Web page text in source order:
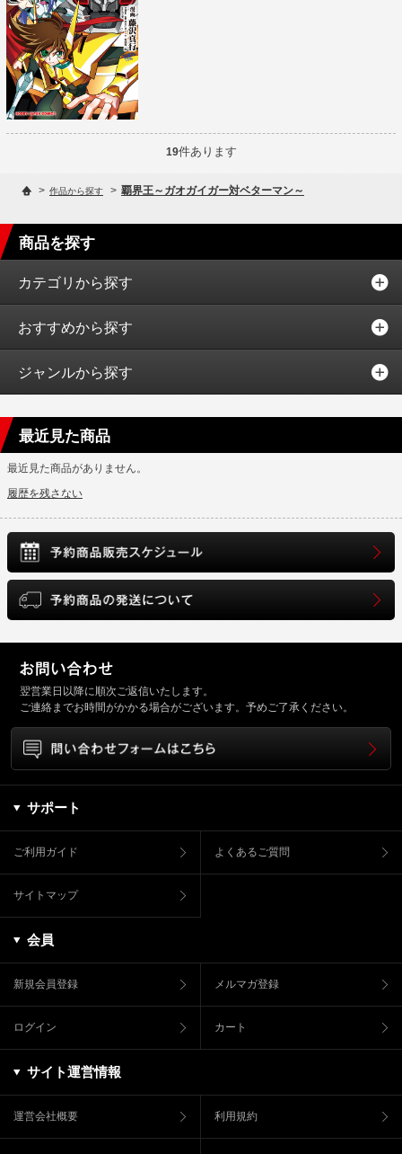
19件あります
> 作品から探す > 覇界王～ガオガイガー対ベターマン～
商品を探す
カテゴリから探す
おすすめから探す
ジャンルから探す
最近見た商品
最近見た商品がありません。
履歴を残さない
翌営業日以降に順次ご返信いたします。
ご連絡までお時間がかかる場合がございます。予めご了承ください。
サポート
ご利用ガイド よくあるご質問
サイトマップ
会員
新規会員登録 メルマガ登録
ログイン カート
サイト運営情報
運営会社概要 利用規約